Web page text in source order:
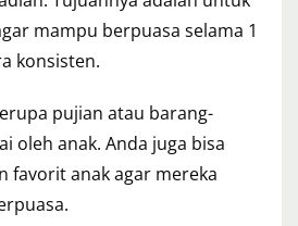
mampu berpuasa selama 1
konsisten.
pujian atau barang-
oleh anak. Anda juga bisa
favorit anak agar mereka